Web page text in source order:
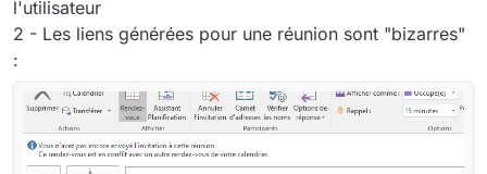
l'utilisateur
2 - Les liens générées pour une réunion sont "bizarres"
: